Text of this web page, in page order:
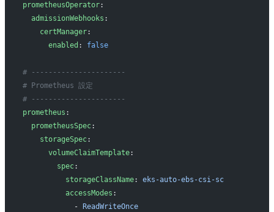
prometheusOperator:
  admissionWebhooks
:
    certManager
:
      enabled
: false
# ----------------------
# Prometheus 設定
# ----------------------
prometheus :
  prometheusSpec
:
    storageSpec
:
      volumeClaimTemplate
:
        spec
:
          storageClassName
: eks-auto-ebs-csi-sc
          accessModes
:
            -
ReadWriteOnce